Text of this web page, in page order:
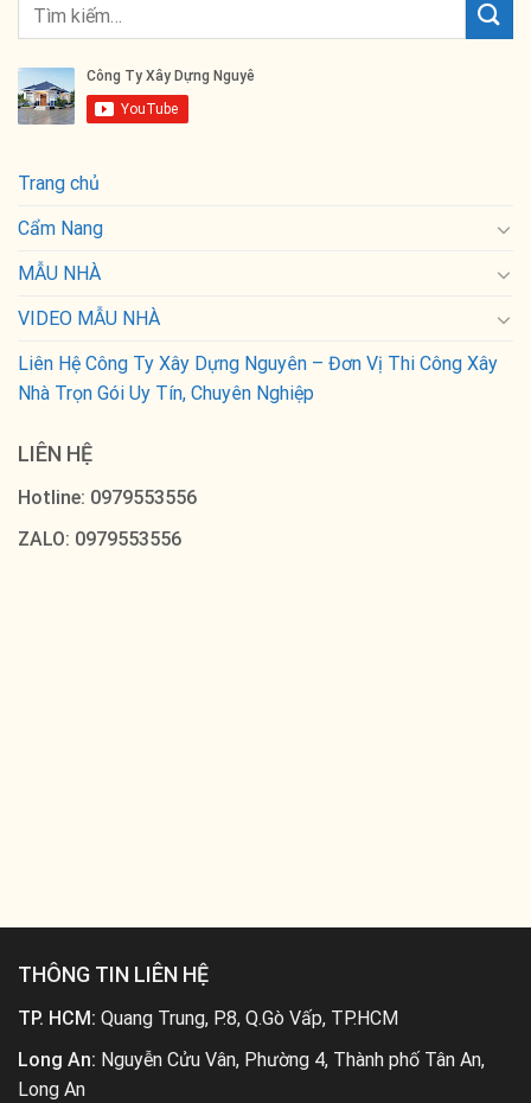
Trang chủ
Cẩm Nang
MẪU NHÀ
VIDEO MẪU NHÀ
Liên Hệ Công Ty Xây Dựng Nguyên – Đơn Vị Thi Công Xây
Nhà Trọn Gói Uy Tín, Chuyên Nghiệp
LIÊN HỆ
Hotline: 0979553556
ZALO: 0979553556
THÔNG TIN LIÊN HỆ
TP. HCM: Quang Trung, P.8, Q.Gò Vấp, TP.HCM
Long An: Nguyễn Cửu Vân, Phường 4, Thành phố Tân An,
Long An